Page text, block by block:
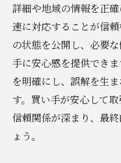
詳細や地域の情報を正
速に対応することが信
の状態を公開し、必要
手に安心感を提供でき
を明確にし、誤解を生
す。買い手が安心して
信頼関係が深まり、最
ょう。